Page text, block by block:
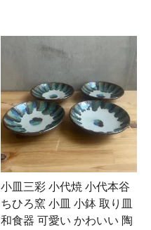
小皿三彩 小代焼 小代本谷
ちひろ窯 小皿 小鉢 取り皿
和食器 可愛い かわいい 陶